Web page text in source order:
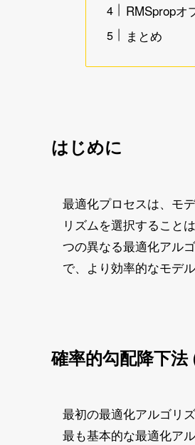
RMSpropオ
まとめ
はじめに
最適化プロセスは、モ
リズムを選択すること
つの異なる最適化アル
で、より効率的なモデ
確率的勾配降下法
最初の最適化アルゴリ
最も基本的な最適化ア